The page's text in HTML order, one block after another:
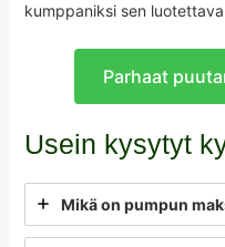
kumppaniksi sen
Parhaat
Usein kysytyt
Mikä on pumpun